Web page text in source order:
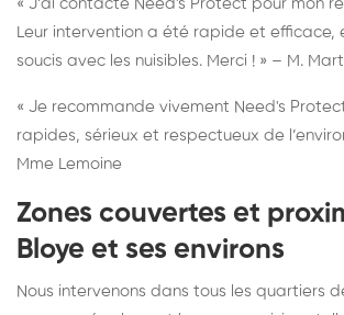
« J’ai contacté Need's Protect pour mon
Leur intervention a été rapide et efficace,
soucis avec les nuisibles. Merci ! » – M.
« Je recommande vivement Need's
rapides, sérieux et respectueux de
Mme Lemoine
Zones couvertes et
Bloye et ses environs
Nous intervenons dans tous les quartiers